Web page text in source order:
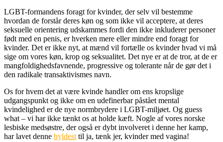
LGBT-formandens foragt for kvinder, der selv vil bestemme
hvordan de forstår deres køn og som ikke vil acceptere, at deres
seksuelle orientering udskammes fordi den ikke inkluderer personer
født med en penis, er hverken mere eller mindre end foragt for
kvinder. Det er ikke nyt, at mænd vil fortælle os kvinder hvad vi må
sige om vores køn, krop og seksualitet. Det nye er at de tror, at de er
mangfoldighedsfavnende, progressive og tolerante når de gør det i
den radikale transaktivismes navn.
Os for hvem det at være kvinde handler om ens kropslige
udgangspunkt og ikke om en udefinerbar påstået mental
kvindelighed er de nye normbrydere i LGBT-miljøet. Og guess
what – vi har ikke tænkt os at holde kæft. Nogle af vores norske
lesbiske medsøstre, der også er dybt involveret i denne her kamp,
har lavet denne hyldesttil ja, tænk jer, kvinder med vagina!